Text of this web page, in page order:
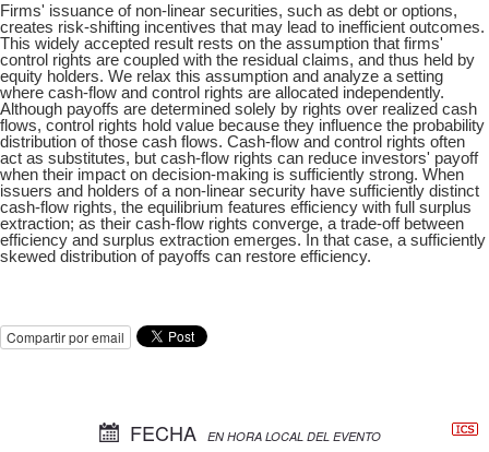
Firms' issuance of non-linear securities, such as debt or options,
creates risk-shifting incentives that may lead to inefficient outcomes.
This widely accepted result rests on the assumption that firms'
control rights are coupled with the residual claims, and thus held by
equity holders. We relax this assumption and analyze a setting
where cash-flow and control rights are allocated independently.
Although payoffs are determined solely by rights over realized cash
flows, control rights hold value because they influence the probability
distribution of those cash flows. Cash-flow and control rights often
act as substitutes, but cash-flow rights can reduce investors' payoff
when their impact on decision-making is sufficiently strong. When
issuers and holders of a non-linear security have sufficiently distinct
cash-flow rights, the equilibrium features efficiency with full surplus
extraction; as their cash-flow rights converge, a trade-off between
efficiency and surplus extraction emerges. In that case, a sufficiently
skewed distribution of payoffs can restore efficiency.
Compartir por email
FECHA EN HORA LOCAL DEL EVENTO